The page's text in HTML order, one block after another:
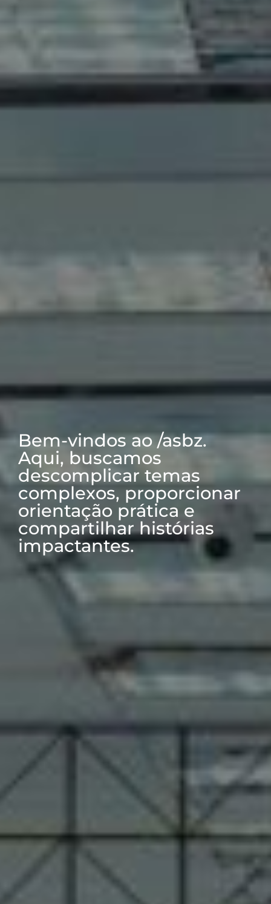
Bem-vindos ao /asbz.
Aqui, buscamos
descomplicar temas
complexos, proporcionar
orientação prática e
compartilhar histórias
impactantes.